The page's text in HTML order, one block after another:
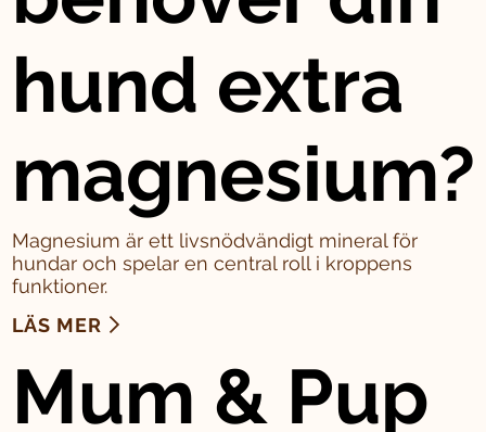
hund extra
magnesium?
Magnesium är ett livsnödvändigt mineral för
hundar och spelar en central roll i kroppens
funktioner.
LÄS MER
Mum & Pup